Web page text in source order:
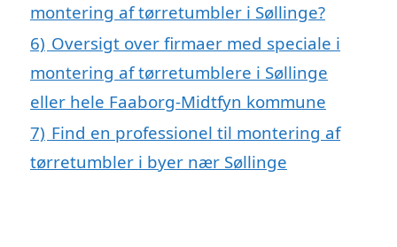
montering af tørretumbler i Søllinge?
6) Oversigt over firmaer med speciale i
montering af tørretumblere i Søllinge
eller hele Faaborg-Midtfyn kommune
7) Find en professionel til montering af
tørretumbler i byer nær Søllinge